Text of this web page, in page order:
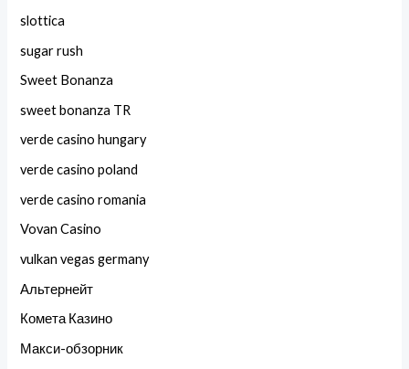
slottica
sugar rush
Sweet Bonanza
sweet bonanza TR
verde casino hungary
verde casino poland
verde casino romania
Vovan Casino
vulkan vegas germany
Альтернейт
Комета Казино
Макси-обзорник